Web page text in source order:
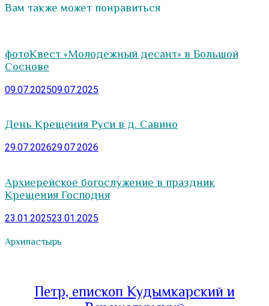
Вам также может понравиться
фотоКвест «Молодежный десант» в Большой
Соснове
09.07.202509.07.2025
День Крещения Руси в д. Савино
29.07.202629.07.2026
Архиерейское богослужение в праздник
Крещения Господня
23.01.202523.01.2025
Архипастырь
Петр, епископ Кудымкарский и